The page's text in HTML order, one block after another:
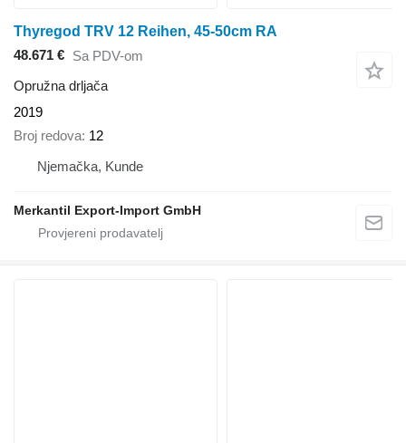
Thyregod TRV 12 Reihen, 45-50cm RA
48.671 € Sa PDV-om
Opružna drljača
2019
Broj redova 12
Njemačka, Kunde
Merkantil Export-Import GmbH